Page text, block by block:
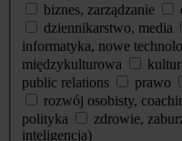
biznes, zarządzanie
dziennikarstwo, media
informatyka, nowe
międzykulturowa
public relations
prawo
rozwój osobisty,
polityka
zdrowie,
inteligencja)